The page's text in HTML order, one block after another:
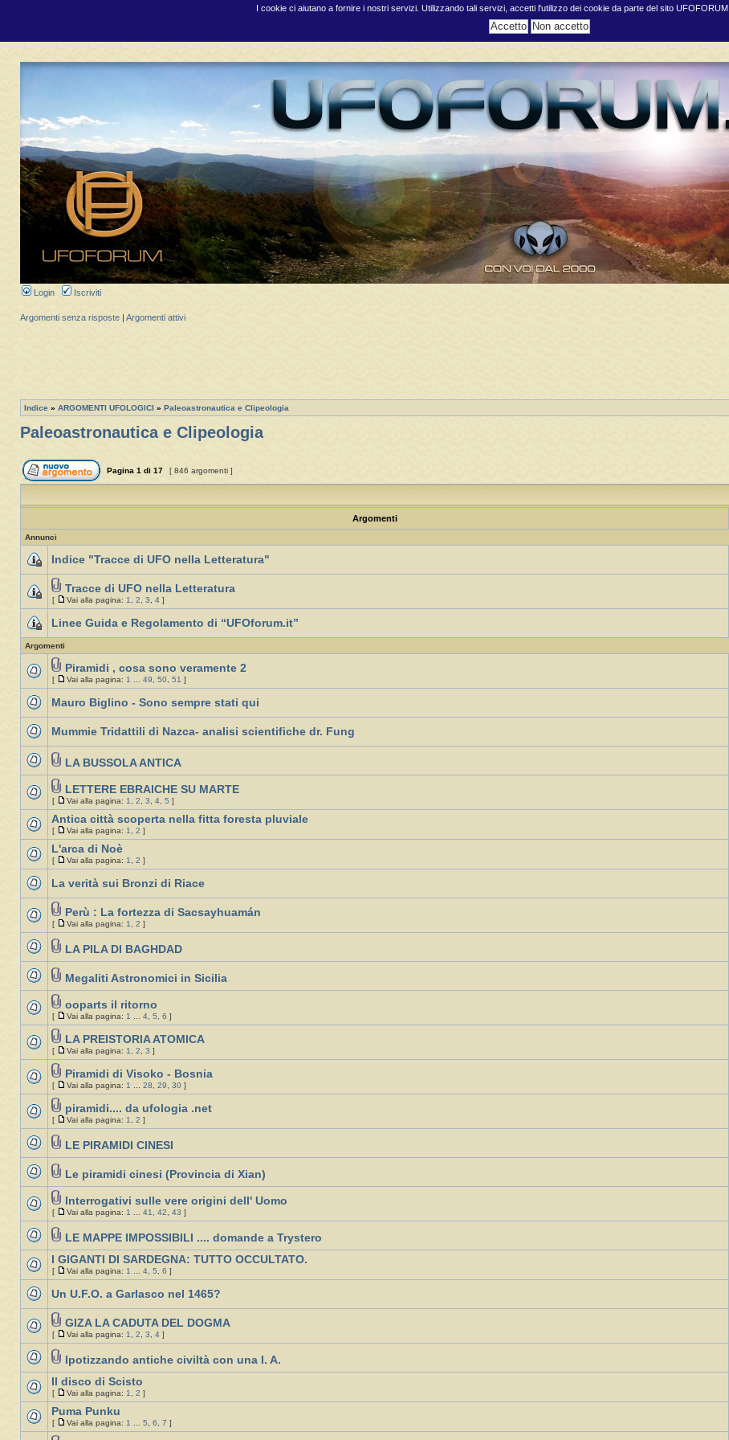
I cookie ci aiutano a fornire i nostri servizi. Utilizzando tali servizi, accetti l'utilizzo dei cookie da parte del sito UFOFORUM.
Login Iscriviti
Argomenti senza risposte Argomenti attivi
Indice » ARGOMENTI UFOLOGICI » Paleoastronautica e Clipeologia
Paleoastronautica e Clipeologia
Pagina 1 di 17 [ 846 argomenti ]
Argomenti
Annunci
Indice "Tracce di UFO nella Letteratura"
Tracce di UFO nella Letteratura
[ Vai alla pagina: 1, 2, 3, 4 ]
Linee Guida e Regolamento di “UFOforum.it”
Argomenti
Piramidi , cosa sono veramente 2
[ Vai alla pagina: 1 ... 49, 50, 51 ]
Mauro Biglino - Sono sempre stati qui
Mummie Tridattili di Nazca- analisi scientifiche dr. Fung
LA BUSSOLA ANTICA
LETTERE EBRAICHE SU MARTE
[ Vai alla pagina: 1, 2, 3, 4, 5 ]
Antica città scoperta nella fitta foresta pluviale
[ Vai alla pagina: 1, 2 ]
L'arca di Noè
[ Vai alla pagina: 1, 2 ]
La verità sui Bronzi di Riace
Perù : La fortezza di Sacsayhuamán
[ Vai alla pagina: 1, 2 ]
LA PILA DI BAGHDAD
Megaliti Astronomici in Sicilia
ooparts il ritorno
[ Vai alla pagina: 1 ... 4, 5, 6 ]
LA PREISTORIA ATOMICA
[ Vai alla pagina: 1, 2, 3 ]
Piramidi di Visoko - Bosnia
[ Vai alla pagina: 1 ... 28, 29, 30 ]
piramidi.... da ufologia .net
[ Vai alla pagina: 1, 2 ]
LE PIRAMIDI CINESI
Le piramidi cinesi (Provincia di Xian)
Interrogativi sulle vere origini dell' Uomo
[ Vai alla pagina: 1 ... 41, 42, 43 ]
LE MAPPE IMPOSSIBILI .... domande a Trystero
I GIGANTI DI SARDEGNA: TUTTO OCCULTATO.
[ Vai alla pagina: 1 ... 4, 5, 6 ]
Un U.F.O. a Garlasco nel 1465?
GIZA LA CADUTA DEL DOGMA
[ Vai alla pagina: 1, 2, 3, 4 ]
Ipotizzando antiche civiltà con una I. A.
Il disco di Scisto
[ Vai alla pagina: 1, 2 ]
Puma Punku
[ Vai alla pagina: 1 ... 5, 6, 7 ]